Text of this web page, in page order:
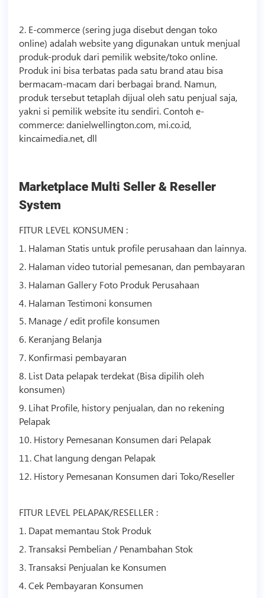
2. E-commerce (sering juga disebut dengan toko
online) adalah website yang digunakan untuk menjual
produk-produk dari pemilik website/toko online.
Produk ini bisa terbatas pada satu brand atau bisa
bermacam-macam dari berbagai brand. Namun,
produk tersebut tetaplah dijual oleh satu penjual saja,
yakni si pemilik website itu sendiri. Contoh e-
commerce: danielwellington.com, mi.co.id,
kincaimedia.net, dll
Marketplace Multi Seller & Reseller
System
FITUR LEVEL KONSUMEN :
1. Halaman Statis untuk profile perusahaan dan lainnya.
2. Halaman videotutorial pemesanan, dan pembayaran
3. Halaman Gallery Foto Produk Perusahaan
4. Halaman Testimoni konsumen
5. Manage / edit profile konsumen
6. Keranjang Belanja
7. Konfirmasi pembayaran
8. List Data pelapak terdekat (Bisa dipilih oleh
konsumen)
9. Lihat Profile, history penjualan, dan no rekening
Pelapak
10. History Pemesanan Konsumen dari Pelapak
11. Chat langung dengan Pelapak
12. History Pemesanan Konsumen dari Toko/Reseller
FITUR LEVEL PELAPAK/RESELLER :
1. Dapat memantau Stok Produk
2. Transaksi Pembelian / Penambahan Stok
3. Transaksi Penjualan ke Konsumen
4. Cek Pembayaran Konsumen